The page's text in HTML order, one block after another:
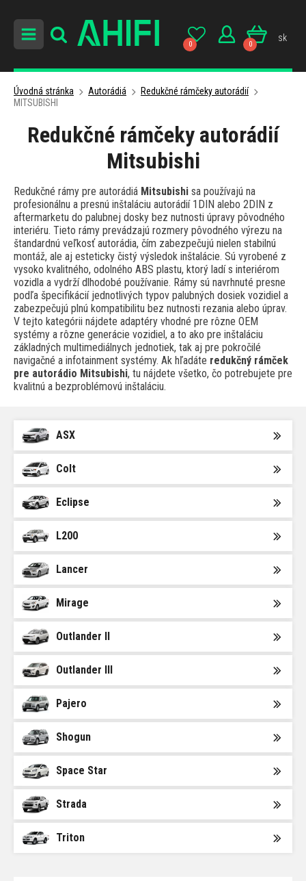
0 0
sk
Úvodná stránka Autorádiá
Redukčné rámčeky autorádií
MITSUBISHI
Redukčné rámčeky autorádií
Mitsubishi
Redukčné rámy pre autorádiá Mitsubishi sa používajú na
profesionálnu a presnú inštaláciu autorádií 1DIN alebo 2DIN z
aftermarketu do palubnej dosky bez nutnosti úpravy pôvodného
interiéru. Tieto rámy prevádzajú rozmery pôvodného výrezu na
štandardnú veľkosť autorádia, čím zabezpečujú nielen stabilnú
montáž, ale aj esteticky čistý výsledok inštalácie. Sú vyrobené z
vysoko kvalitného, odolného ABS plastu, ktorý ladí s interiérom
vozidla a vydrží dlhodobé používanie. Rámy sú navrhnuté presne
podľa špecifikácií jednotlivých typov palubných dosiek vozidiel a
zabezpečujú plnú kompatibilitu bez nutnosti rezania alebo úprav.
V tejto kategórii nájdete adaptéry vhodné pre rôzne OEM
systémy a rôzne generácie vozidiel, a to ako pre inštaláciu
základných multimediálnych jednotiek, tak aj pre pokročilé
navigačné a infotainment systémy. Ak hľadáte redukčný rámček
pre autorádio Mitsubishi, tu nájdete všetko, čo potrebujete pre
kvalitnú a bezproblémovú inštaláciu.
ASX
Colt
Eclipse
L200
Lancer
Mirage
Outlander II
Outlander III
Pajero
Shogun
Space Star
Strada
Triton